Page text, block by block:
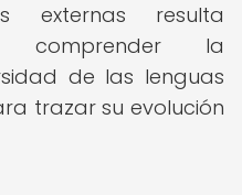
externas resulta
comprender la
de las lenguas
trazar su evolución